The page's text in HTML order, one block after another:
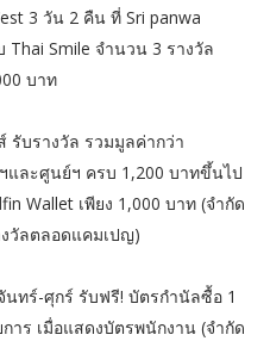
3 วัน 2 คืน ที่ Sri panwa
Thai Smile จำนวน 3 รางวัล
บาท
รับรางวัล รวมมูลค่ากว่า
และศูนย์ฯ ครบ 1,200 บาทขึ้นไป
Wallet เพียง 1,000 บาท (จำกัด
วัลตลอดแคมเปญ)
นทร์-ศุกร์ รับฟรี! บัตรกำนัลซื้อ 1
าร เมื่อแสดงบัตรพนักงาน (จำกัด